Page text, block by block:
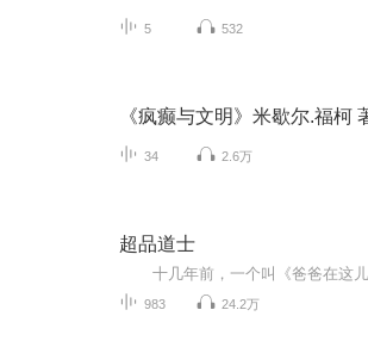
5 532
《疯癫与文明》米歇尔.福柯
34 2.6万
超品道士
983 24.2万